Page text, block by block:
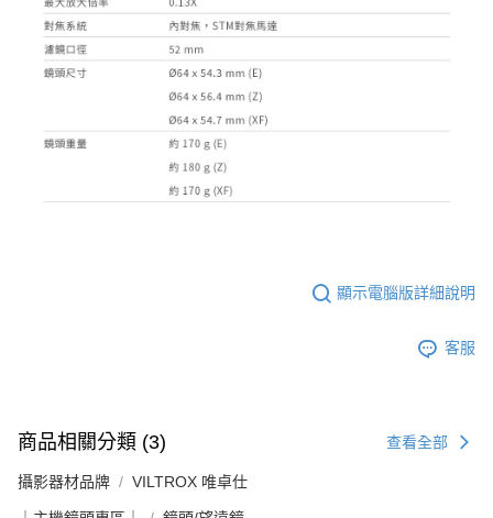
顯示電腦版詳細說明
客服
商品相關分類 (3) 查看全部
攝影器材品牌 VILTROX 唯卓仕